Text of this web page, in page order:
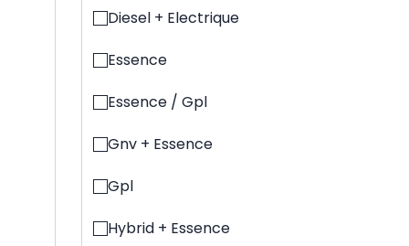
Diesel + Electrique
Essence
Essence / Gpl
Gnv + Essence
Gpl
Hybrid + Essence